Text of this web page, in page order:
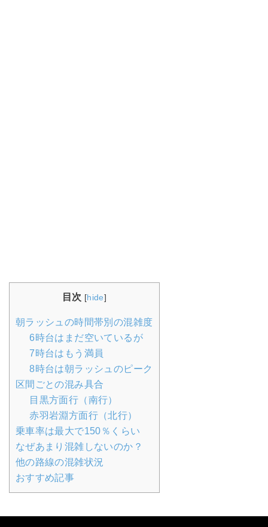
目次 [hide]
朝ラッシュの時間帯別の混雑度
6時台はまだ空いているが
7時台はもう満員
8時台は朝ラッシュのピーク
区間ごとの混み具合
目黒方面行（南行）
赤羽岩淵方面行（北行）
乗車率は最大で150％くらい
なぜあまり混雑しないのか？
他の路線の混雑状況
おすすめ記事